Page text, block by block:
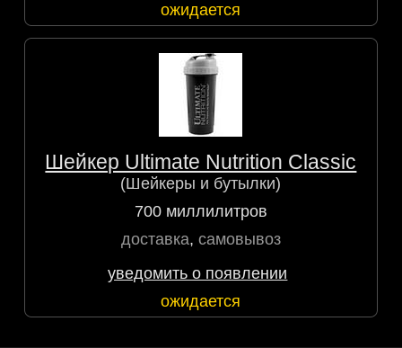
ожидается
Шейкер Ultimate Nutrition Classic
(Шейкеры и бутылки)
700 миллилитров
доставка, самовывоз
уведомить о появлении
ожидается